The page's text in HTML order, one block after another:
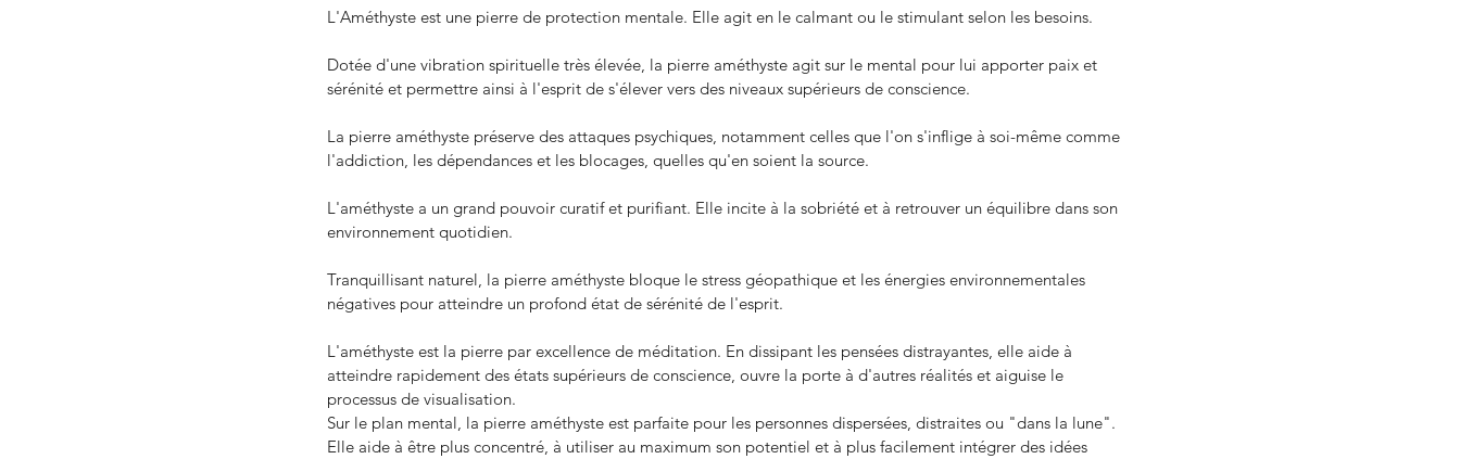
#chroniquedebridgerton#netflix#romancehistorique#série Abdnégation AmourAnnawendellAuteureAuto-édition Beaute
MagnifiqueNoëlPépitesRomanRomanceThéo LematreToléranceVertusagriculturebonheurdépendanceespoir
rédemptionsorties livresquesurvivrewww.anna-wendell.comÉcosse
L'Améthyste est une pierre de protection mentale. Elle agit en le calmant ou le stimulant selon les besoins.
Dotée d'une vibration spirituelle très élevée, la pierre améthyste agit sur le mental pour lui apporter paix et
sérénité et permettre ainsi à l'esprit de s'élever vers des niveaux supérieurs de conscience.
La pierre améthyste préserve des attaques psychiques, notamment celles que l'on s'inflige à soi-même comme
l'addiction, les dépendances et les blocages, quelles qu'en soient la source.
L'améthyste a un grand pouvoir curatif et purifiant. Elle incite à la sobriété et à retrouver un équilibre dans son
environnement quotidien.
Tranquillisant naturel, la pierre améthyste bloque le stress géopathique et les énergies environnementales
négatives pour atteindre un profond état de sérénité de l'esprit.
L'améthyste est la pierre par excellence de méditation. En dissipant les pensées distrayantes, elle aide à
atteindre rapidement des états supérieurs de conscience, ouvre la porte à d'autres réalités et aiguise le
processus de visualisation.
Sur le plan mental, la pierre améthyste est parfaite pour les personnes dispersées, distraites ou "dans la lune".
Elle aide à être plus concentré, à utiliser au maximum son potentiel et à plus facilement intégrer des idées